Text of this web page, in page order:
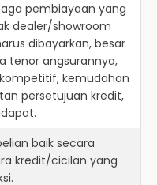
pembiayaan yang
dealer/showroom
dibayarkan, besar
tenor angsurannya,
kemudahan
persetujuan kredit,
baik secara
kredit/cicilan yang